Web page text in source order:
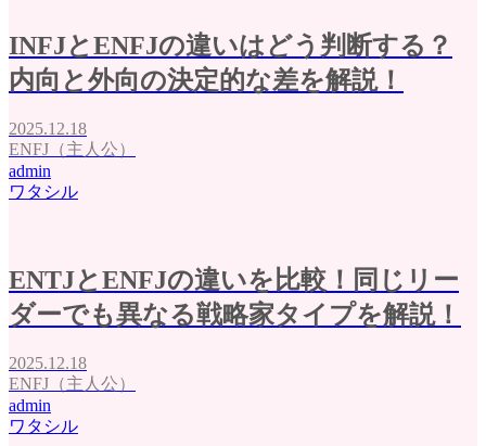
INFJとENFJの違いはどう判断する？
内向と外向の決定的な差を解説！
2025.12.18
ENFJ（主人公）
admin
ワタシル
ENTJとENFJの違いを比較！同じリー
ダーでも異なる戦略家タイプを解説！
2025.12.18
ENFJ（主人公）
admin
ワタシル